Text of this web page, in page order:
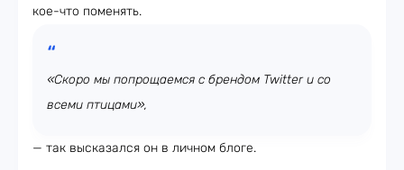
кое-что поменять.
«Скоро мы попрощаемся с брендом Twitter и со
всеми птицами»,
— так высказался он в личном блоге.